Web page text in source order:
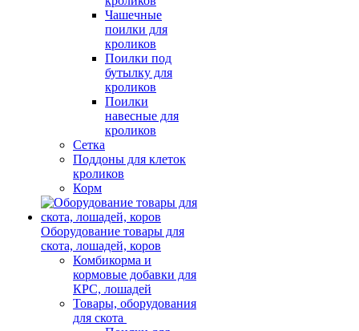
Чашечные
поилки для
кроликов
Поилки под
бутылку для
кроликов
Поилки
навесные для
кроликов
Сетка
Поддоны для клеток
кроликов
Корм
Оборудование товары для
скота, лошадей, коров
Комбикорма и
кормовые добавки для
КРС, лошадей
Товары, оборудования
для скота